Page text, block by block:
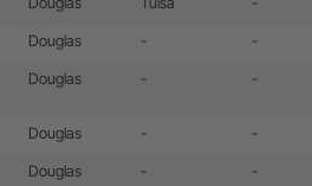
Douglas - -
Douglas - -
Douglas - -
Douglas - -